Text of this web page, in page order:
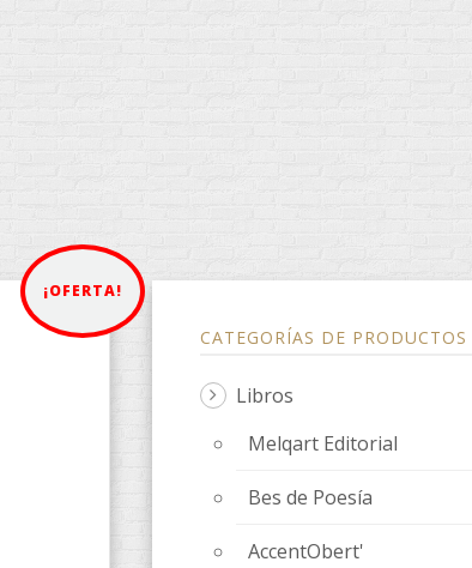
¡OFERTA!
CATEGORÍAS DE PRODUCTOS
Libros
Melqart Editorial
Bes de Poesía
AccentObert'